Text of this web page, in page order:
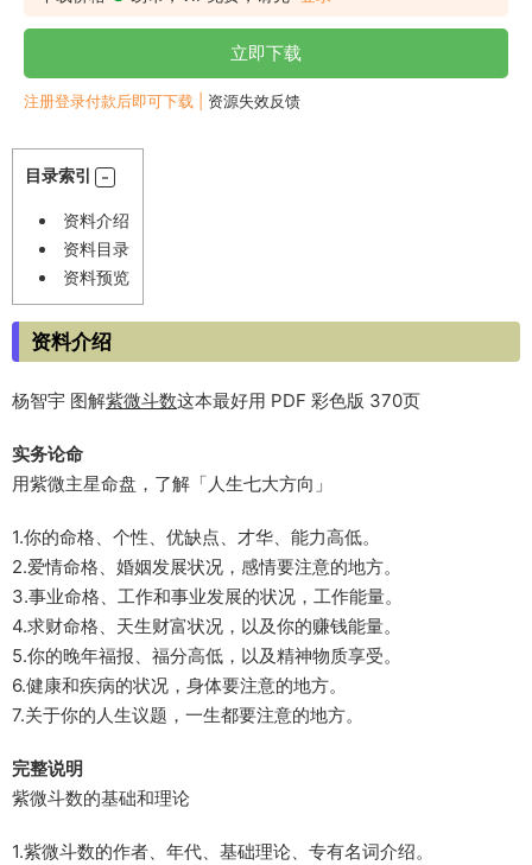
立即下载
注册登录付款后即可下载 | 资源失效反馈
目录索引
资料介绍
资料目录
资料预览
资料介绍
杨智宇 图解紫微斗数这本最好用 PDF 彩色版 370页
实务论命
用紫微主星命盘，了解「人生七大方向」
1.你的命格、个性、优缺点、才华、能力高低。
2.爱情命格、婚姻发展状况，感情要注意的地方。
3.事业命格、工作和事业发展的状况，工作能量。
4.求财命格、天生财富状况，以及你的赚钱能量。
5.你的晚年福报、福分高低，以及精神物质享受。
6.健康和疾病的状况，身体要注意的地方。
7.关于你的人生议题，一生都要注意的地方。
完整说明
紫微斗数的基础和理论
1.紫微斗数的作者、年代、基础理论、专有名词介绍。